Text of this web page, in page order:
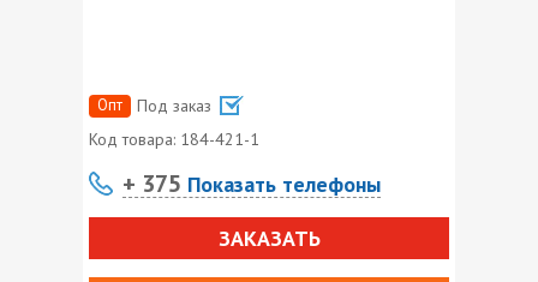
Опт
Под заказ
Код товара: 184-421-1
+ 375 Показать телефоны
ЗАКАЗАТЬ